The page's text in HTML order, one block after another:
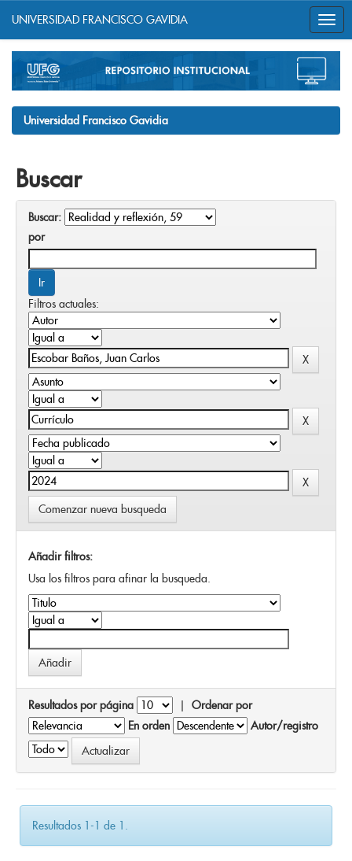
navigation
UNIVERSIDAD FRANCISCO GAVIDIA
Universidad Francisco Gavidia
Buscar
Buscar:
por
Filtros actuales:
Comenzar nueva busqueda
Añadir filtros:
Usa los filtros para afinar la busqueda.
Resultados por página | Ordenar por
En orden
Autor/registro
Resultados 1-1 de 1.